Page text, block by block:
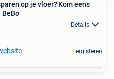
op je vloer? Kom eens
BeBo
Details
Eergisteren